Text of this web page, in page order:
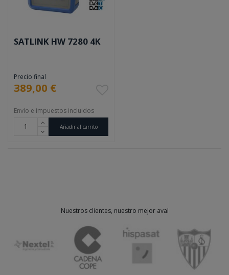
SATLINK HW 7280 4K
Precio final
389,00 €
Envío e impuestos incluidos
Añadir al carrito
Nuestros clientes, nuestro mejor aval